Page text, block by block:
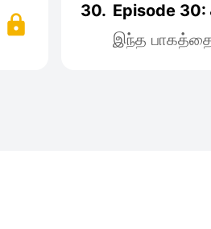
30. Episode
இந்த